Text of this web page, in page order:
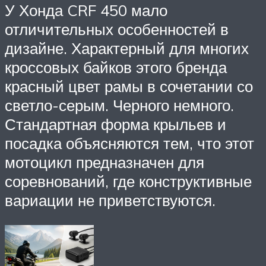
У Хонда CRF 450 мало
отличительных особенностей в
дизайне. Характерный для многих
кроссовых байков этого бренда
красный цвет рамы в сочетании со
светло-серым. Черного немного.
Стандартная форма крыльев и
посадка объясняются тем, что этот
мотоцикл предназначен для
соревнований, где конструктивные
вариации не приветствуются.